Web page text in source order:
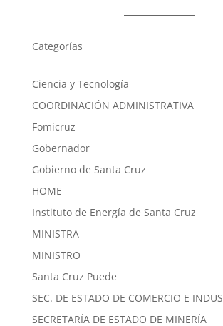
Categorías
Ciencia y Tecnología
COORDINACIÓN ADMINISTRATIVA
Fomicruz
Gobernador
Gobierno de Santa Cruz
HOME
Instituto de Energía de Santa Cruz
MINISTRA
MINISTRO
Santa Cruz Puede
SEC. DE ESTADO DE COMERCIO E
SECRETARÍA DE ESTADO DE MINERÍA